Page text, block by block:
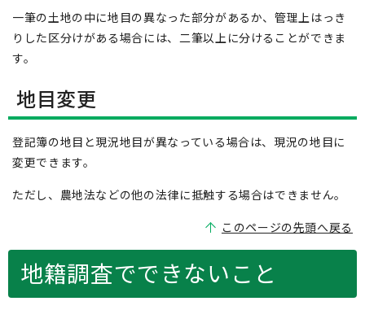
一筆の土地の中に地目の異なった部分があるか、管理上はっき
りした区分けがある場合には、二筆以上に分けることができま
す。
地目変更
登記簿の地目と現況地目が異なっている場合は、現況の地目に
変更できます。
ただし、農地法などの他の法律に抵触する場合はできません。
このページの先頭へ戻る
地籍調査でできないこと